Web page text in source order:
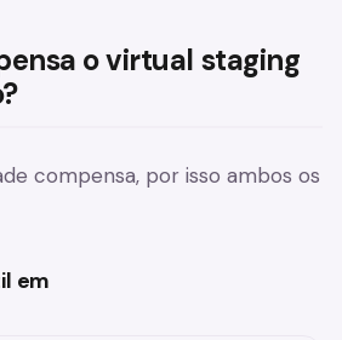
o virtual staging
compensa, por isso ambos os
em